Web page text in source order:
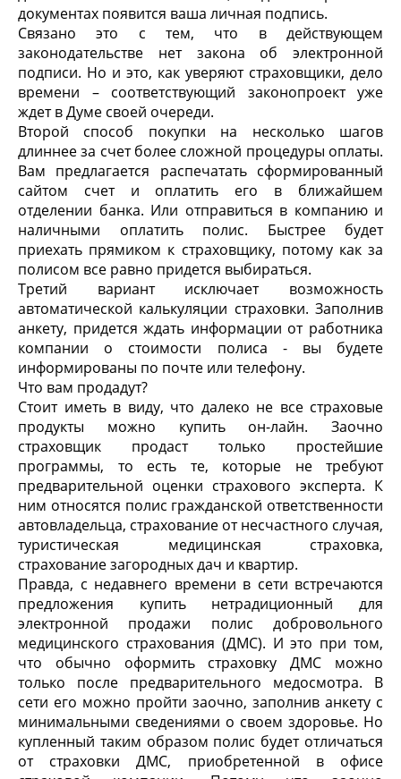
документах появится ваша личная подпись.
Связано это с тем, что в действующем
законодательстве нет закона об электронной
подписи. Но и это, как уверяют страховщики, дело
времени – соответствующий законопроект уже
ждет в Думе своей очереди.
Второй способ покупки на несколько шагов
длиннее за счет более сложной процедуры оплаты.
Вам предлагается распечатать сформированный
сайтом счет и оплатить его в ближайшем
отделении банка. Или отправиться в компанию и
наличными оплатить полис. Быстрее будет
приехать прямиком к страховщику, потому как за
полисом все равно придется выбираться.
Третий вариант исключает возможность
автоматической калькуляции страховки. Заполнив
анкету, придется ждать информации от работника
компании о стоимости полиса - вы будете
информированы по почте или телефону.
Что вам продадут?
Стоит иметь в виду, что далеко не все страховые
продукты можно купить он-лайн. Заочно
страховщик продаст только простейшие
программы, то есть те, которые не требуют
предварительной оценки страхового эксперта. К
ним относятся полис гражданской ответственности
автовладельца, страхование от несчастного случая,
туристическая медицинская страховка,
страхование загородных дач и квартир.
Правда, с недавнего времени в сети встречаются
предложения купить нетрадиционный для
электронной продажи полис добровольного
медицинского страхования (ДМС). И это при том,
что обычно оформить страховку ДМС можно
только после предварительного медосмотра. В
сети его можно пройти заочно, заполнив анкету с
минимальными сведениями о своем здоровье. Но
купленный таким образом полис будет отличаться
от страховки ДМС, приобретенной в офисе